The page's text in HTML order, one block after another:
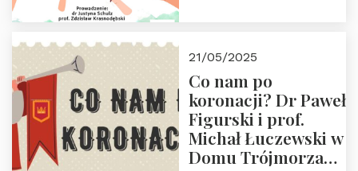
Zapraszamy do
zapisów.
21/05/2025
Co nam po
koronacji? Dr Paweł
Figurski i prof.
Michał Łuczewski w
Domu Trójmorza